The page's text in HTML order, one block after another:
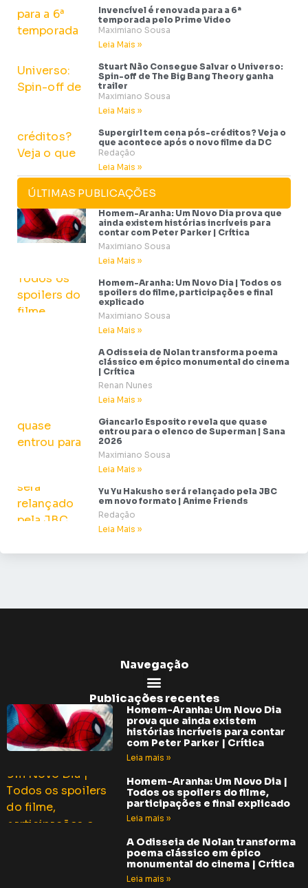
Invencível é renovada para a 6ª
temporada pelo Prime Video
Maximiano Sousa
Leia Mais »
Stuart Não Consegue Salvar o Universo:
Spin-off de The Big Bang Theory ganha
trailer
Maximiano Sousa
Leia Mais »
Supergirl tem cena pós-créditos? Veja o
que acontece após o novo filme da DC
Redação
Leia Mais »
ÚLTIMAS PUBLICAÇÕES
Homem-Aranha: Um Novo Dia prova que
ainda existem histórias incríveis para
contar com Peter Parker | Crítica
Maximiano Sousa
Leia Mais »
Homem-Aranha: Um Novo Dia | Todos os
spoilers do filme, participações e final
explicado
Maximiano Sousa
Leia Mais »
A Odisseia de Nolan transforma poema
clássico em épico monumental do cinema
| Crítica
Renan Nunes
Leia Mais »
Giancarlo Esposito revela que quase
entrou para o elenco de Superman | Sana
2026
Maximiano Sousa
Leia Mais »
Yu Yu Hakusho será relançado pela JBC
em novo formato | Anime Friends
Redação
Leia Mais »
Navegação
Publicações recentes
Homem-Aranha: Um Novo Dia
prova que ainda existem
histórias incríveis para contar
com Peter Parker | Crítica
Leia mais »
Homem-Aranha: Um Novo Dia |
Todos os spoilers do filme,
participações e final explicado
Leia mais »
A Odisseia de Nolan transforma
poema clássico em épico
monumental do cinema | Crítica
Leia mais »